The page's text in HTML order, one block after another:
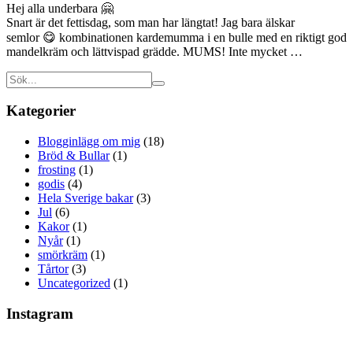
Hej alla underbara 🤗
Snart är det fettisdag, som man har längtat! Jag bara älskar
semlor 😋 kombinationen kardemumma i en bulle med en riktigt god
mandelkräm och lättvispad grädde. MUMS! Inte mycket …
Kategorier
Blogginlägg om mig (18)
Bröd & Bullar(1)
frosting (1)
godis (4)
Hela Sverige bakar(3)
Jul (6)
Kakor(1)
Nyår(1)
smörkräm (1)
Tårtor(3)
Uncategorized (1)
Instagram